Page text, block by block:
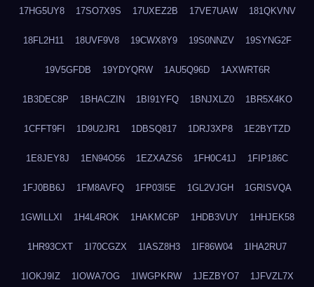
17HG5UY8 17SO7X9S 17UXEZ2B 17VE7UAW 181QKVNV
18FL2H11 18UVF9V8 19CWX8Y9 19S0NNZV 19SYNG2F
19V5GFDB 19YDYQRW 1AU5Q96D 1AXWRT6R
1B3DEC8P 1BHACZIN 1BI91YFQ 1BNJXLZ0 1BR5X4KO
1CFFT9FI 1D9U2JR1 1DBSQ817 1DRJ3XP8 1E2BYTZD
1E8JEY8J 1EN94O56 1EZXAZS6 1FH0C41J 1FIP186C
1FJ0BB6J 1FM8AVFQ 1FP03I5E 1GL2VJGH 1GRISVQA
1GWILLXI 1H4L4ROK 1HAKMC6P 1HDB3VUY 1HHJEK58
1HR93CXT 1I70CGZX 1IASZ8H3 1IF86W04 1IHA2RU7
1IOKJ9IZ 1IOWA7OG 1IWGPKRW 1JEZBYO7 1JFVZL7X